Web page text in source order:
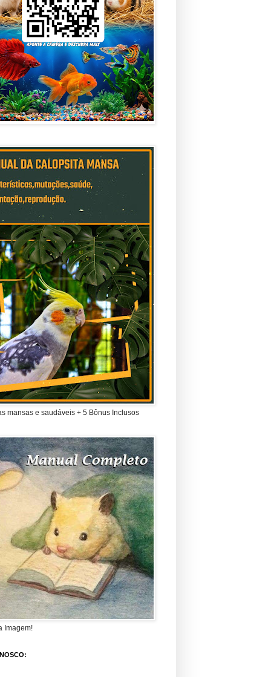
mansas e saudáveis + 5 Bônus Inclusos
Imagem!